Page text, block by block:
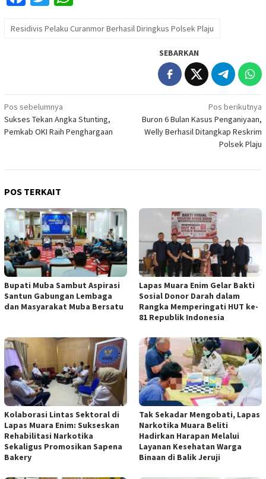
Residivis Pelaku Curanmor Berhasil Diringkus Polsek Plaju
SEBARKAN
Navigasi
pos
Pos sebelumnya
Sukses Tekan Angka Stunting,
Pemkab OKI Raih Penghargaan
Pos berikutnya
Buron 6 Bulan Kasus Penganiyaan,
Welly Berhasil Ditangkap Reskrim
Polsek Plaju
POS TERKAIT
Bupati Muba Sambut Aspirasi
Santun Gabungan Lembaga
dan Masyarakat Muba Bersatu
Lapas Muara Enim Gelar Bakti
Sosial Donor Darah dalam
Rangka Memperingati HUT ke-
81 Republik Indonesia
Kolaborasi Lintas Sektoral di
Lapas Muara Enim: Sukseskan
Rehabilitasi Narkotika
Sekaligus Promosikan Sapena
Bakery
Tak Sekadar Mengobati, Lapas
Narkotika Muara Beliti
Hadirkan Harapan Melalui
Layanan Kesehatan Warga
Binaan di Balik Jeruji